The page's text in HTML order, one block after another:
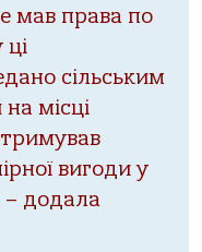
мав права по
ці
сільським
місці
вигоди у
– додала